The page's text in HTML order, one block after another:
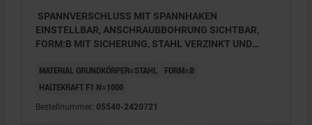
SPANNVERSCHLUSS MIT SPANNHAKEN
EINSTELLBAR, ANSCHRAUBBOHRUNG SICHTBAR,
FORM:B MIT SICHERUNG, STAHL VERZINKT UND
MATERIAL GRUNDKÖRPER=STAHL
FORM=B
HALTEKRAFT F1 N=1000
Bestellnummer: 05540-2420721